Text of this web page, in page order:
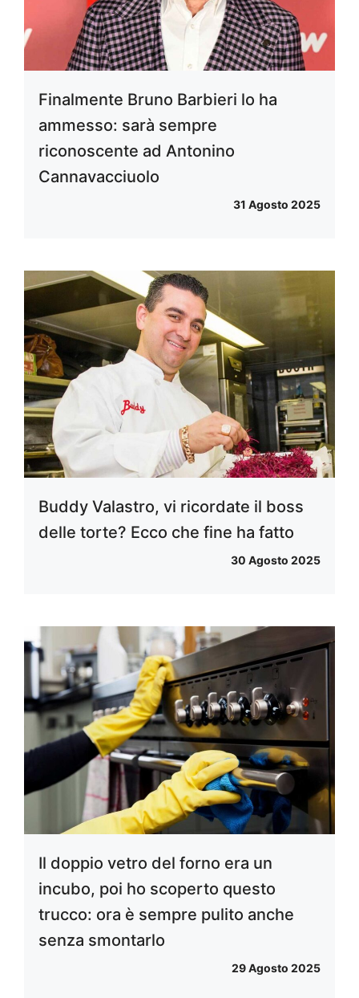
Finalmente Bruno Barbieri lo ha
ammesso: sarà sempre
riconoscente ad Antonino
Cannavacciuolo
31 Agosto 2025
Buddy Valastro, vi ricordate il boss
delle torte? Ecco che fine ha fatto
30 Agosto 2025
Il doppio vetro del forno era un
incubo, poi ho scoperto questo
trucco: ora è sempre pulito anche
senza smontarlo
29 Agosto 2025